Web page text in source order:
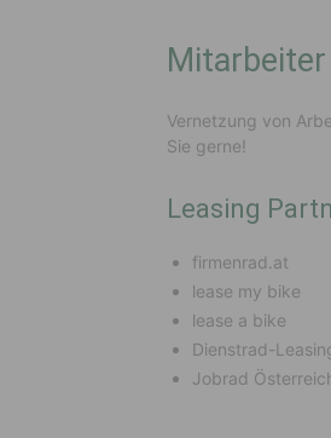
Vernetzung von
Sie gerne!
Leasing
firmenrad.at
lease my bike
lease a bike
Dienstrad-
Jobrad